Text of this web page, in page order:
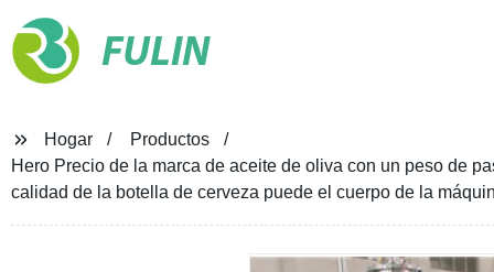
FULIN
Hogar
Productos
Hero Precio de la marca de aceite de oliva con un peso de
calidad de la botella de cerveza puede el cuerpo de la